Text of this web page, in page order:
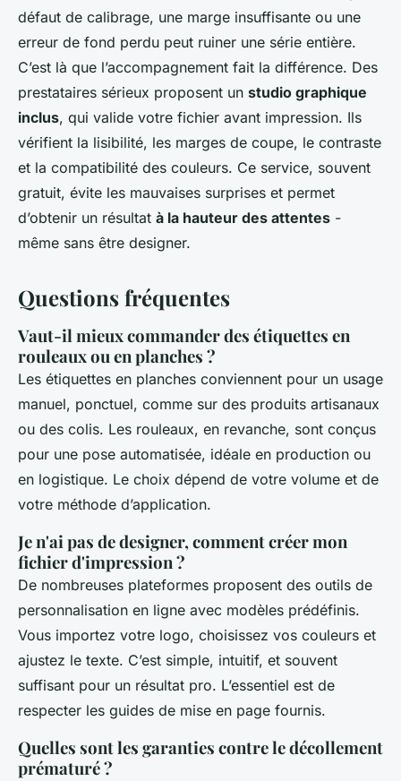
défaut de calibrage, une marge insuffisante ou une
erreur de fond perdu peut ruiner une série entière.
C’est là que l’accompagnement fait la différence. Des
prestataires sérieux proposent un studio graphique
inclus, qui valide votre fichier avant impression. Ils
vérifient la lisibilité, les marges de coupe, le contraste
et la compatibilité des couleurs. Ce service, souvent
gratuit, évite les mauvaises surprises et permet
d’obtenir un résultat à la hauteur des attentes -
même sans être designer.
Questions fréquentes
Vaut-il mieux commander des étiquettes en
rouleaux ou en planches ?
Les étiquettes en planches conviennent pour un usage
manuel, ponctuel, comme sur des produits artisanaux
ou des colis. Les rouleaux, en revanche, sont conçus
pour une pose automatisée, idéale en production ou
en logistique. Le choix dépend de votre volume et de
votre méthode d’application.
Je n'ai pas de designer, comment créer mon
fichier d'impression ?
De nombreuses plateformes proposent des outils de
personnalisation en ligne avec modèles prédéfinis.
Vous importez votre logo, choisissez vos couleurs et
ajustez le texte. C’est simple, intuitif, et souvent
suffisant pour un résultat pro. L’essentiel est de
respecter les guides de mise en page fournis.
Quelles sont les garanties contre le décollement
prématuré ?